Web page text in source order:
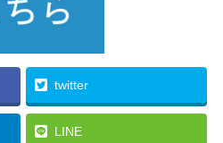
twitter
LINE